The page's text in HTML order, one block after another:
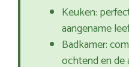
Keuken:
aangename
Badkamer:
ochtend en de